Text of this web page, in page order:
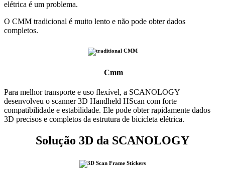
elétrica é um problema.
O CMM tradicional é muito lento e não pode obter dados
completos.
Cmm
Para melhor transporte e uso flexível, a SCANOLOGY
desenvolveu o scanner 3D Handheld HScan com forte
compatibilidade e estabilidade. Ele pode obter rapidamente dados
3D precisos e completos da estrutura de bicicleta elétrica.
Solução 3D da SCANOLOGY